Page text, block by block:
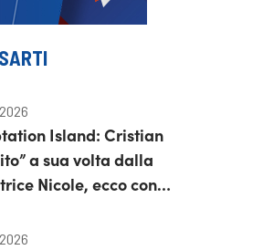
Island: Cristian
a sua volta dalla
Nicole, ecco con